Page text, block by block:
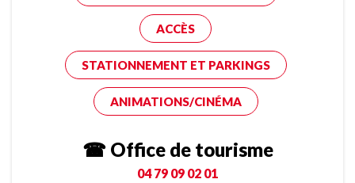
ACCÈS
STATIONNEMENT ET PARKINGS
ANIMATIONS/CINÉMA
☎ Office de tourisme
04 79 09 02 01